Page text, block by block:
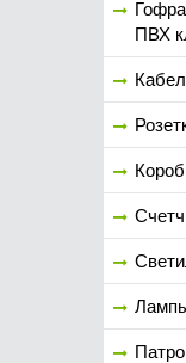
ПВХ